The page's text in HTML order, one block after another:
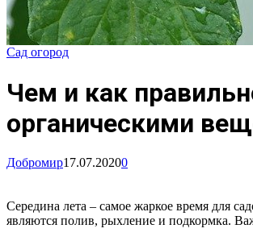
Сад огород
Чем и как
органическими
Добромир17.07.20200
Середина лета – самое жаркое время для
являются полив, рыхление и подкормка.